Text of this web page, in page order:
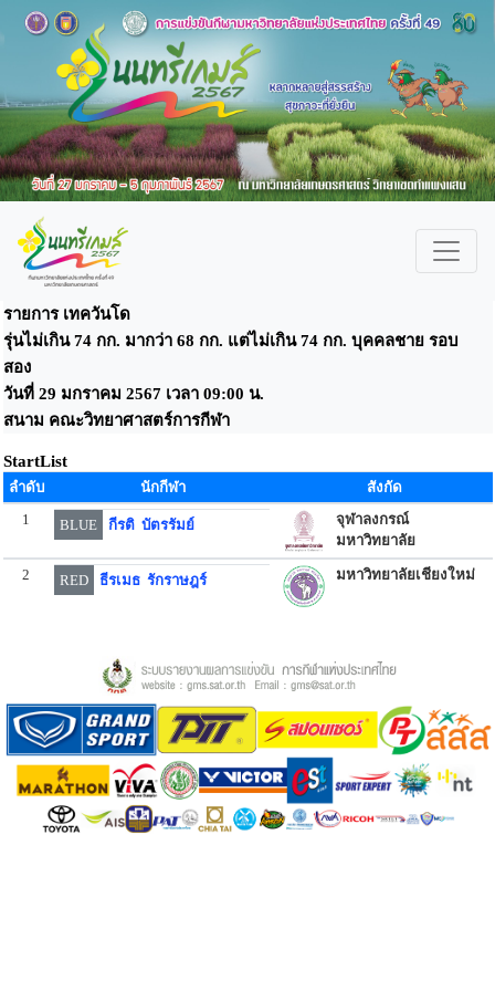
รายการ เทควันโด
รุ่นไม่เกิน 74 กก. มากว่า 68 กก. แต่ไม่เกิน 74 กก. บุคคลชาย รอบ
สอง
วันที่ 29 มกราคม 2567 เวลา 09:00 น.
สนาม คณะวิทยาศาสตร์การกีฬา
StartList
ลำดับ นักกีฬา
สังกัด
1
BLUE กีรติ บัตรรัมย์
จุฬาลงกรณ์
มหาวิทยาลัย
2 RED ธีรเมธ รักราษฎร์ มหาวิทยาลัยเชียงใหม่